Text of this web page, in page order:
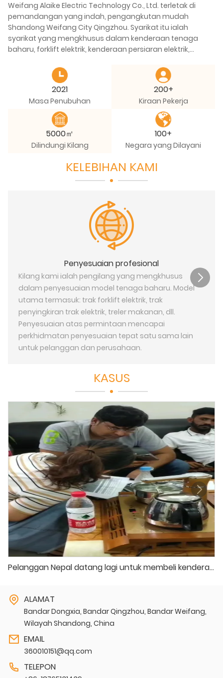
Weifang Alaike Electric Technology Co., Ltd. terletak di
pemandangan yang indah, pengangkutan mudah
Shandong Weifang City Qingzhou. Syarikat itu ialah
syarikat yang mengkhusus dalam kenderaan tenaga
baharu, forklift elektrik, kenderaan persiaran elektrik,
mekanikal khas lain dan kenderaan rekreasi elektrik.
Syarikat itu mempunyai kimpalan, salutan, elektroforesis,
pemasangan, pengecapan dan empat bengkel
pengeluaran proses automotif yang lain. Dengan pusat
pemprosesan Longmen, pusat pemprosesan menegak
dan pelbagai penyelidikan saintifik termaju, peralatan
pengeluaran berpuluh-puluh set, kapasiti pembuatan dan
pemprosesan dalam tahap lanjutan industri.
2021
Masa Penubuhan
200+
Kiraan Pekerja
5000㎡
Dilindungi Kilang
100+
Negara yang Dilayani
KELEBIHAN KAMI
Penyesuaian profesional
Kilang kami ialah pengilang yang mengkhusus
dalam penyesuaian model tenaga baharu. Model
utama termasuk: trak forklift elektrik, trak
penyingkiran trak elektrik, treler makanan, dll.
Penyesuaian atas permintaan mencapai
perkhidmatan penyesuaian tepat satu sama lain
untuk pelanggan dan perusahaan.
KASUS
Pelanggan Nepal datang lagi untuk membeli kenderaan elektrik
ALAMAT
Bandar Dongxia, Bandar Qingzhou, Bandar Weifang,
Wilayah Shandong, China
EMAIL
360010151@qq.com
TELEPON